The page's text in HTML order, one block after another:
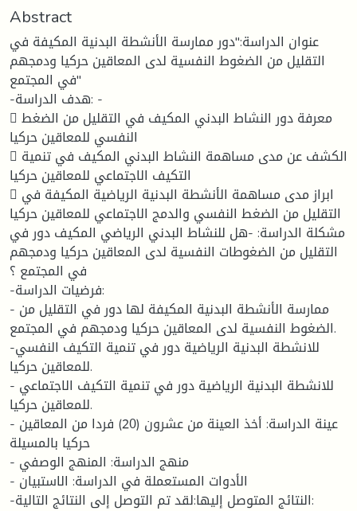
Abstract
عنوان الدراسة:"دور ممارسة الأنشطة البدنية المكيفة في
التقليل من الضغوط النفسية لدى المعاقين حركيا ودمجهم
في المجتمع"
-هدف الدراسة: -
 معرفة دور النشاط البدني المكيف في التقليل من الضغط
النفسي للمعاقين حركيا
 الكشف عن مدى مساهمة النشاط البدني المكيف في تنمية
التكيف الاجتماعي للمعاقين حركيا
 ابراز مدى مساهمة الأنشطة البدنية الرياضية المكيفة في
التقليل من الضغط النفسي والدمج الاجتماعي للمعاقين حركيا
مشكلة الدراسة: -هل للنشاط البدني الرياضي المكيف دور في
التقليل من الضغوطات النفسية لدى المعاقين حركيا ودمجهم
في المجتمع ؟
-فرضيات الدراسة:
- ممارسة الأنشطة البدنية المكيفة لها دور في التقليل من
الضغوط النفسية لدى المعاقين حركيا ودمجهم في المجتمع.
-للانشطة البدنية الرياضية دور في تنمية التكيف النفسي
للمعاقين حركيا.
- للانشطة البدنية الرياضية دور في تنمية التكيف الاجتماعي
للمعاقين حركيا.
- عينة الدراسة: أخذ العينة من عشرون (20) فردا من المعاقين
حركيا بالمسيلة
- منهج الدراسة: المنهج الوصفي
- الأدوات المستعملة في الدراسة: الاستبيان
-النتائج المتوصل إليها:لقد تم التوصل إلى النتائج التالية: